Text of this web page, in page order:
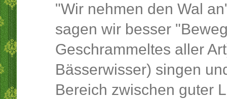
"Wir nehmen den Wal
sagen wir besser
Geschrammeltes aller
Bässerwisser) singen
Bereich zwischen guter